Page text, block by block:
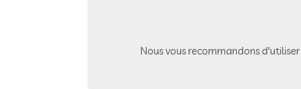
Nous vous recommandons d'utiliser